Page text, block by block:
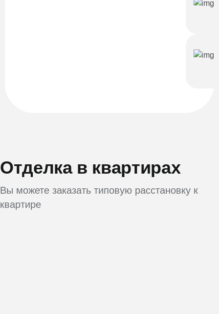
Отделка в квартирах
Вы можете заказать типовую расстановку к
квартире